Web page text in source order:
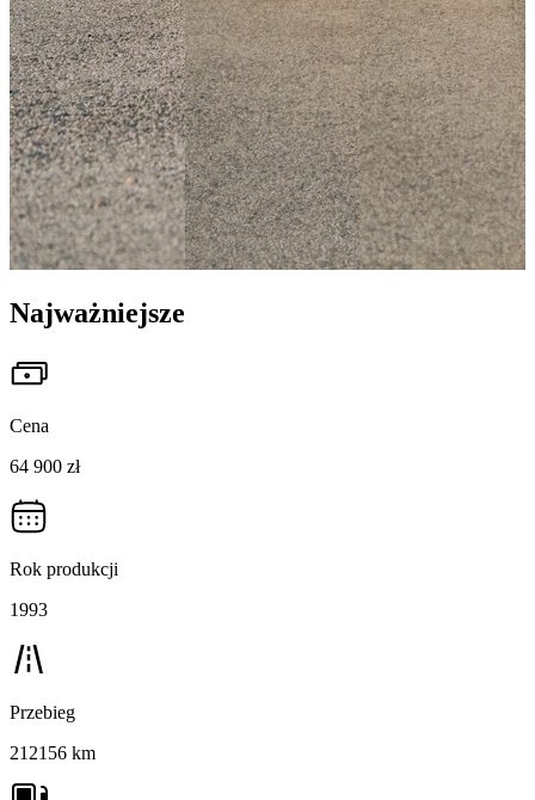
Najważniejsze
Cena
64 900 zł
Rok produkcji
1993
Przebieg
212156 km